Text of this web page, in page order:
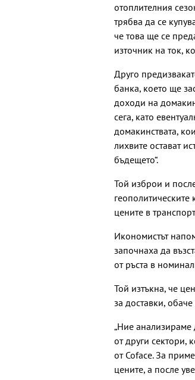
отоплителния
трябва да се
че това ще се
източник на ток,
Друго
банка, което ще
доходи на
сега, като
домакинствата,
лихвите остават
бъдещето“.
Той изброи и
цените в
Икономистът
започнаха да
от ръста в
Той изтъкна, че
за доставки,
„Ние анализираме
от други сектори,
от Coface. За
цените, а после